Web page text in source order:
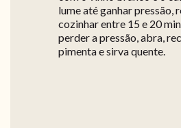
lume até ganhar pressão,
cozinhar entre 15 e 20
perder a pressão, abra,
pimenta e sirva quente.